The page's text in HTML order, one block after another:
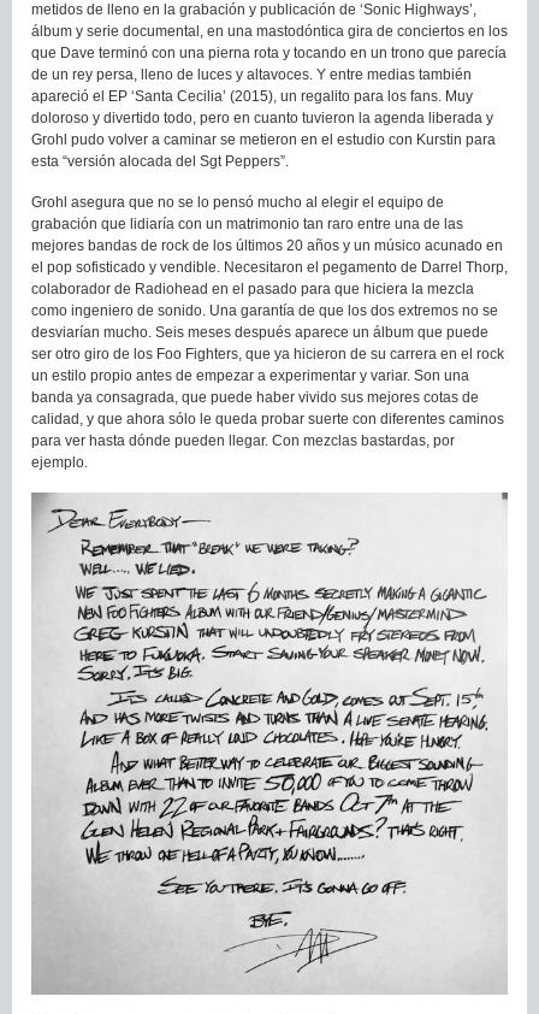
metidos de lleno en la grabación y publicación de ‘Sonic Highways’,
álbum y serie documental, en una mastodóntica gira de conciertos en los
que Dave terminó con una pierna rota y tocando en un trono que parecía
de un rey persa, lleno de luces y altavoces. Y entre medias también
apareció el EP ‘Santa Cecilia’ (2015), un regalito para los fans. Muy
doloroso y divertido todo, pero en cuanto tuvieron la agenda liberada y
Grohl pudo volver a caminar se metieron en el estudio con Kurstin para
esta “versión alocada del Sgt Peppers”.
Grohl asegura que no se lo pensó mucho al elegir el equipo de
grabación que lidiaría con un matrimonio tan raro entre una de las
mejores bandas de rock de los últimos 20 años y un músico acunado en
el pop sofisticado y vendible. Necesitaron el pegamento de Darrel Thorp,
colaborador de Radiohead en el pasado para que hiciera la mezcla
como ingeniero de sonido. Una garantía de que los dos extremos no se
desviarían mucho. Seis meses después aparece un álbum que puede
ser otro giro de los Foo Fighters, que ya hicieron de su carrera en el rock
un estilo propio antes de empezar a experimentar y variar. Son una
banda ya consagrada, que puede haber vivido sus mejores cotas de
calidad, y que ahora sólo le queda probar suerte con diferentes caminos
para ver hasta dónde pueden llegar. Con mezclas bastardas, por
ejemplo.